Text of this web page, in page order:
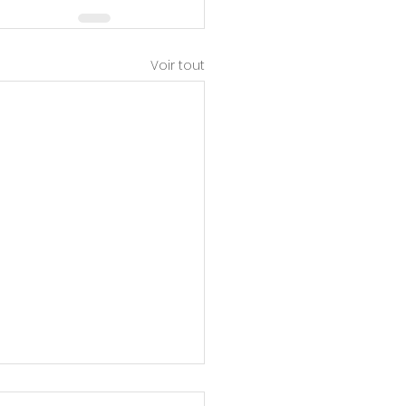
Voir tout
se protéger